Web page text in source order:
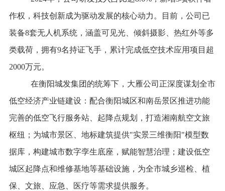
作权，科技创新成为驱动发展的核心动力。目前，公司已
装备8套无人机系统，涵盖可见光、倾斜摄影、热红外等多
类载荷，拥有9名持证飞手，累计完成低空技术应用项目超
2000万元。
在衡阳城发集团的统筹下，大雁公司正深度谋划 全市
低空经济产业链建设 ： 配合衡阳城区和南岳景区推进功能
完善的低空飞行服务站、起降点规划，打造湘南航空文旅
枢纽；为城市景区、 地标建筑提供"实景三维衡阳"模型数
据库，构建城市数字孪生底座，赋能智慧治理 ； 建设低空
城区起降点和维修基地等基础设施，为全市城乡巡检、植
保、文旅、应急、医疗等需求提供服务。